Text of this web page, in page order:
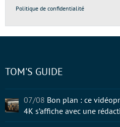
Politique de confidentialité
TOM'S GUIDE
07/08 Bon plan : ce
4K s’affiche avec une